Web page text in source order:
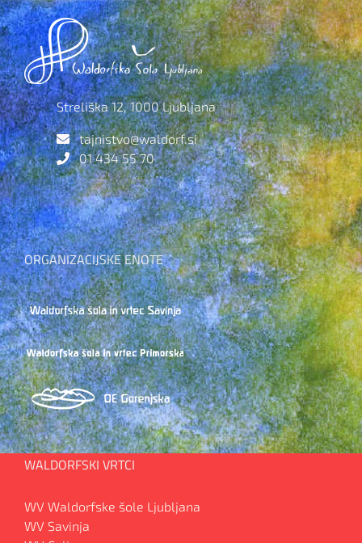
Streliška 12, 1000 Ljubljana
tajnistvo@waldorf.si
01 434 55 70
ORGANIZACIJSKE ENOTE
WALDORFSKI VRTCI
WV Waldorfske šole Ljubljana
WV Savinja